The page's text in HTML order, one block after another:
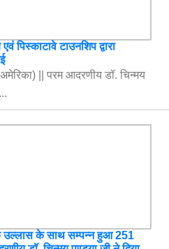
पिस्काटावे टाउनशिप द्वारा
|| परम आदरणीय डॉ. चिन्मय
उल्लास के साथ सम्पन्न हुआ 251